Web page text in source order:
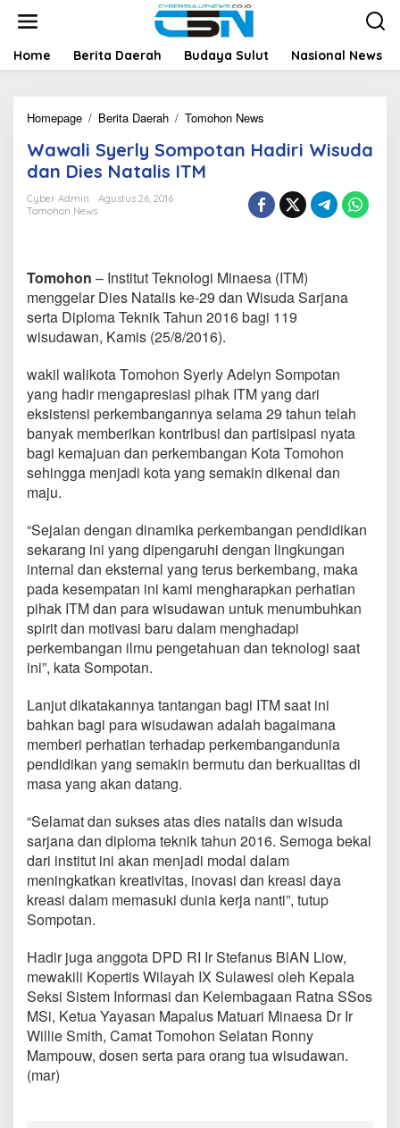
t
Home Berita Daerah Budaya Sulut Nasional News
Homepage / Berita Daerah / Tomohon News
w
i
S
l
y
S
o
o
t
a
n
H
a
d
W
i
s
u
d
a
d
a
i
e
s
N
a
i
s
I
T
M
Wawali Syerly Sompotan Hadiri Wisuda
dan Dies Natalis ITM
Cyber Admin
Agustus 26, 2016
Tomohon News
Tomohon – Institut Teknologi Minaesa (ITM)
menggelar Dies Natalis ke-29 dan Wisuda Sarjana
serta Diploma Teknik Tahun 2016 bagi 119
wisudawan, Kamis (25/8/2016).
wakil walikota Tomohon Syerly Adelyn Sompotan
yang hadir mengapresiasi pihak ITM yang dari
eksistensi perkembangannya selama 29 tahun telah
banyak memberikan kontribusi dan partisipasi nyata
bagi kemajuan dan perkembangan Kota Tomohon
sehingga menjadi kota yang semakin dikenal dan
maju.
“Sejalan dengan dinamika perkembangan pendidikan
sekarang ini yang dipengaruhi dengan lingkungan
internal dan eksternal yang terus berkembang, maka
pada kesempatan ini kami mengharapkan perhatian
pihak ITM dan para wisudawan untuk menumbuhkan
spirit dan motivasi baru dalam menghadapi
perkembangan ilmu pengetahuan dan teknologi saat
ini”, kata Sompotan.
Lanjut dikatakannya tantangan bagi ITM saat ini
bahkan bagi para wisudawan adalah bagaimana
memberi perhatian terhadap perkembangandunia
pendidikan yang semakin bermutu dan berkualitas di
masa yang akan datang.
“Selamat dan sukses atas dies natalis dan wisuda
sarjana dan diploma teknik tahun 2016. Semoga bekal
dari institut ini akan menjadi modal dalam
meningkatkan kreativitas, inovasi dan kreasi daya
kreasi dalam memasuki dunia kerja nanti”, tutup
Sompotan.
Hadir juga anggota DPD RI Ir Stefanus BlAN Liow,
mewakili Kopertis Wilayah IX Sulawesi oleh Kepala
Seksi Sistem Informasi dan Kelembagaan Ratna SSos
MSi, Ketua Yayasan Mapalus Matuari Minaesa Dr Ir
Willie Smith, Camat Tomohon Selatan Ronny
Mampouw, dosen serta para orang tua wisudawan.
(mar)